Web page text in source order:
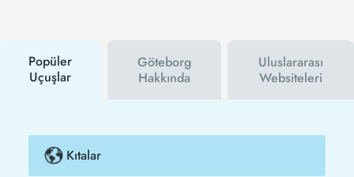
satın alabilirsiniz.
Popüler
Uçuşlar
Göteborg
Hakkında
Uluslararası
Websiteleri
Kıtalar